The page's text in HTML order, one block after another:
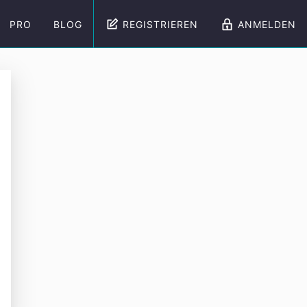
PRO BLOG REGISTRIEREN ANMELDEN